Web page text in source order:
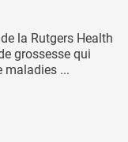
la Rutgers Health
grossesse qui
maladies ...